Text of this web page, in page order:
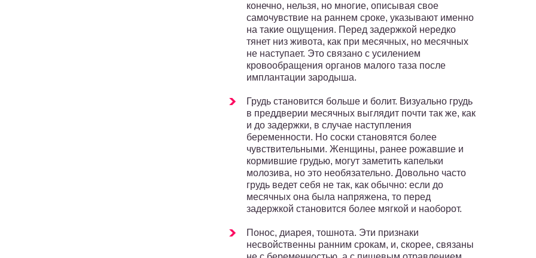
конечно, нельзя, но многие, описывая свое
самочувствие на раннем сроке, указывают именно
на такие ощущения. Перед задержкой нередко
тянет низ живота, как при месячных, но месячных
не наступает. Это связано с усилением
кровообращения органов малого таза после
имплантации зародыша.
Грудь становится больше и болит. Визуально грудь
в преддверии месячных выглядит почти так же, как
и до задержки, в случае наступления
беременности. Но соски становятся более
чувствительными. Женщины, ранее рожавшие и
кормившие грудью, могут заметить капельки
молозива, но это необязательно. Довольно часто
грудь ведет себя не так, как обычно: если до
месячных она была напряжена, то перед
задержкой становится более мягкой и наоборот.
Понос, диарея, тошнота. Эти признаки
несвойственны ранним срокам, и, скорее, связаны